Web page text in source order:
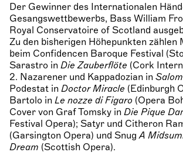
Der Gewinner des Internationalen
Gesangswettbewerbs, Bass William
Royal Conservatoire of Scotland
Zu den bisherigen Höhepunkten zählen
beim Confidencen Baroque Festival
Sarastro in Die Zauberflöte (Cork
2. Nazarener und Kappadozian in
Podestat in Doctor Miracle (Edinburgh
Bartolo in Le nozze di Figaro (Opera
Cover von Graf Tomsky in Die Pique
Festival Opera); Satyr und Citheron
(Garsington Opera) und SnugA
Dream (Scottish Opera).